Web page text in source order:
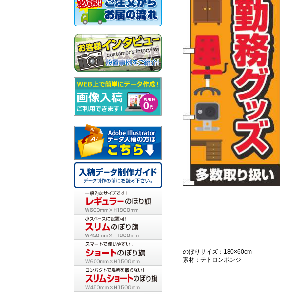
のぼりサイズ：180×60cm
素材：テトロンポンジ